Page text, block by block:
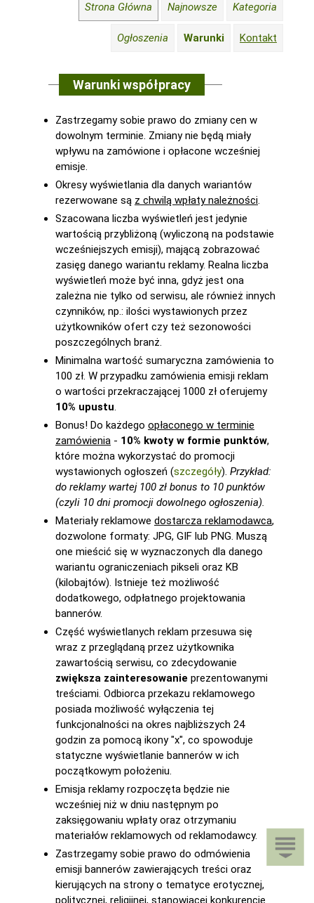
Strona Główna Najnowsze Kategoria
Ogłoszenia Warunki Kontakt
Warunki współpracy
Zastrzegamy sobie prawo do zmiany cen w
dowolnym terminie. Zmiany nie będą miały
wpływu na zamówione i opłacone wcześniej
emisje.
Okresy wyświetlania dla danych wariantów
rezerwowane są z chwilą wpłaty należności.
Szacowana liczba wyświetleń jest jedynie
wartością przybliżoną (wyliczoną na podstawie
wcześniejszych emisji), mającą zobrazować
zasięg danego wariantu reklamy. Realna liczba
wyświetleń może być inna, gdyż jest ona
zależna nie tylko od serwisu, ale również innych
czynników, np.: ilości wystawionych przez
użytkowników ofert czy też sezonowości
poszczególnych branż.
Minimalna wartość sumaryczna zamówienia to
100 zł. W przypadku zamówienia emisji reklam
o wartości przekraczającej 1000 zł oferujemy
10% upustu.
Bonus! Do każdego opłaconego w terminie
zamówienia - 10% kwoty w formie punktów,
które można wykorzystać do promocji
wystawionych ogłoszeń (szczegóły). Przykład:
do reklamy wartej 100 zł bonus to 10 punktów
(czyli 10 dni promocji dowolnego ogłoszenia).
Materiały reklamowe dostarcza reklamodawca,
dozwolone formaty: JPG, GIF lub PNG. Muszą
one mieścić się w wyznaczonych dla danego
wariantu ograniczeniach pikseli oraz KB
(kilobajtów). Istnieje też możliwość
dodatkowego, odpłatnego projektowania
bannerów.
Część wyświetlanych reklam przesuwa się
wraz z przeglądaną przez użytkownika
zawartością serwisu, co zdecydowanie
zwiększa zainteresowanie prezentowanymi
treściami. Odbiorca przekazu reklamowego
posiada możliwość wyłączenia tej
funkcjonalności na okres najbliższych 24
godzin za pomocą ikony "x", co spowoduje
statyczne wyświetlanie bannerów w ich
początkowym położeniu.
Emisja reklamy rozpoczęta będzie nie
wcześniej niż w dniu następnym po
zaksięgowaniu wpłaty oraz otrzymaniu
materiałów reklamowych od reklamodawcy.
Zastrzegamy sobie prawo do odmówienia
emisji bannerów zawierających treści oraz
kierujących na strony o tematyce erotycznej,
politycznej, religijnej, stanowiącej konkurencję